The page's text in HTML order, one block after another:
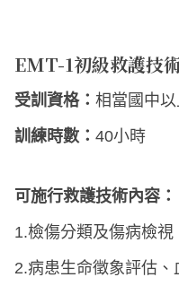
EMT-1初級救護技
受訓資格：相當國中
訓練時數：40小時
可施行救護技術內容：
1.檢傷分類及傷病檢視
2.病患生命徵象評估、